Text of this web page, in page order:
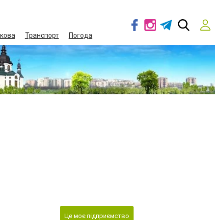
Транспорт Погода
Це моє підприємство